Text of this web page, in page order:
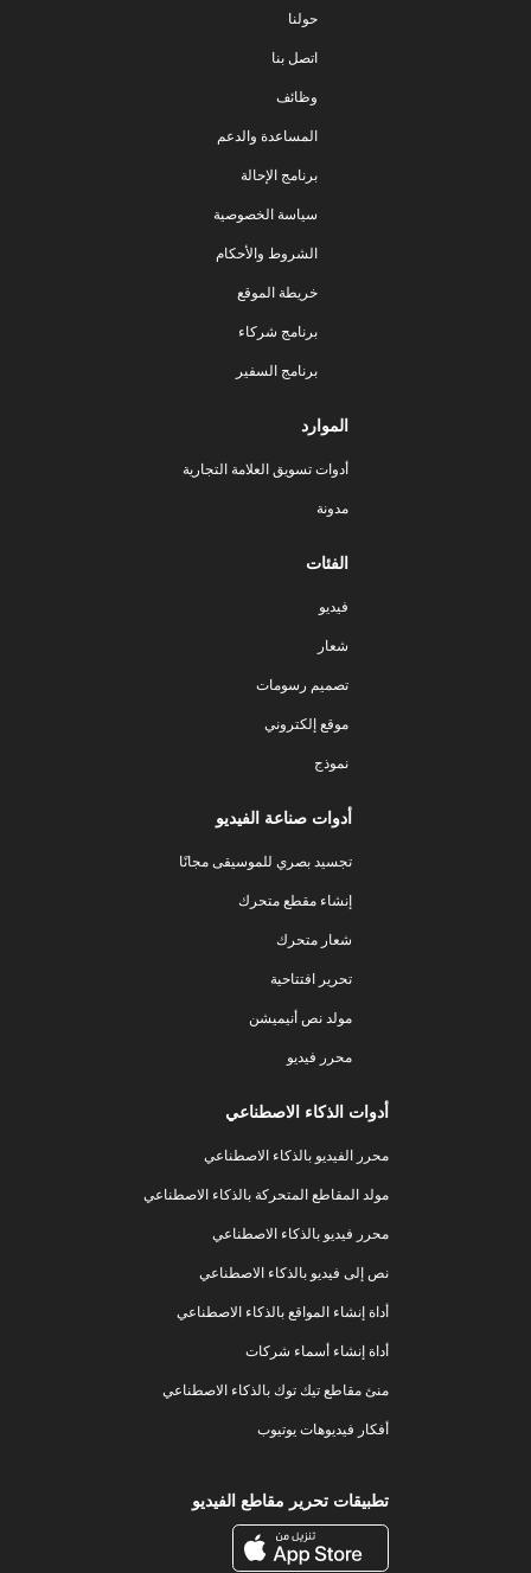
حولنا
اتصل بنا
وظائف
المساعدة والدعم
برنامج الإحالة
سياسة الخصوصية
الشروط والأحكام
خريطة الموقع
برنامج شركاء
برنامج السفير
الموارد
أدوات تسويق العلامة التجارية
مدونة
الفئات
فيديو
شعار
تصميم رسومات
موقع إلكتروني
نموذج
أدوات صناعة الفيديو
تجسيد بصري للموسيقى مجانًا
إنشاء مقطع متحرك
شعار متحرك
تحرير افتتاحية
مولد نص أنيميشن
محرر فيديو
أدوات الذكاء الاصطناعي
محرر الفيديو بالذكاء الاصطناعي
مولد المقاطع المتحركة بالذكاء الاصطناعي
محرر فيديو بالذكاء الاصطناعي
نص إلى فيديو بالذكاء الاصطناعي
أداة إنشاء المواقع بالذكاء الاصطناعي
أداة إنشاء أسماء شركات
منئ مقاطع تيك توك بالذكاء الاصطناعي
أفكار فيديوهات يوتيوب
تطبيقات تحرير مقاطع الفيديو